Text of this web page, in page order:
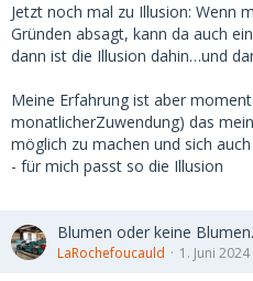
Nein klar erwarte ich bevor es
Aber die rumgedrehte Frage,
sie 5-6 andere Parallel hat?
ist noch in Ordnung und 4
ruhig jedes Wochenende
Wie reagierst du wenn du
Entschuldigung, oder erst war
Tante, da kommt dir nicht der
Jetzt noch mal zu Illusion: Wenn
Gründen absagt, kann da auch
dann ist die Illusion dahin…und
Meine Erfahrung ist aber
monatlicherZuwendung) das
möglich zu machen und sich
- für mich passt so die Illusion
Blumen oder keine
LaRochefoucauld 1. Juni 2024